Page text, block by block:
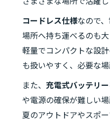
コードレス仕様なので
場所へ持ち運べるのも大
軽量でコンパクトな設
も扱いやすく、必要な
また、 充電式バッテリー
や電源の確保が難しい場
夏のアウトドアやスポ